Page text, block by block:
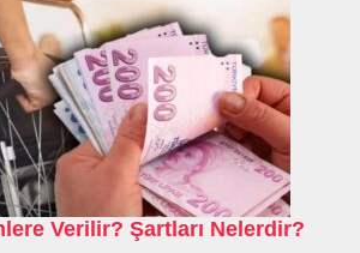
Verilir? Şartları Nelerdir?